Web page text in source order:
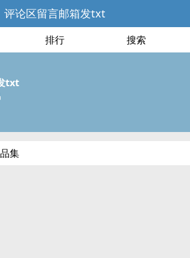
评论区留言邮箱发txt
排行 搜索
txt
集